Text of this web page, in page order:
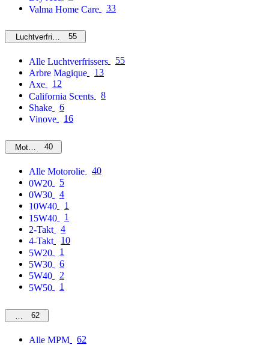
Valma Home Care
33
Luchtverfrissers55
Alle Luchtverfrissers
55
Arbre Magique
13
Axe
12
California Scents
8
Shake
6
Vinove
16
Motorolie40
Alle Motorolie
40
0W20
5
0W30
4
10W40
1
15W40
1
2-Takt
4
4-Takt
10
5W20
1
5W30
6
5W40
2
5W50
1
MPM62
Alle MPM
62